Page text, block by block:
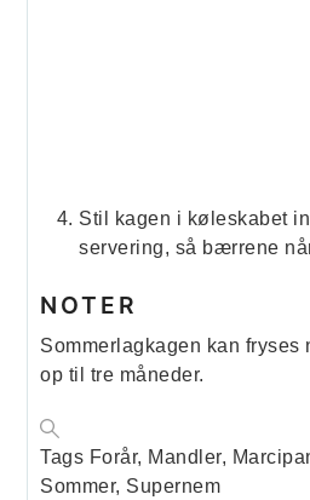
Stil kagen i køleskabet
servering, så bærrene
NOTER
Sommerlagkagen kan
op til tre måneder.
Tags Forår, Mandler,
Sommer, Supernem